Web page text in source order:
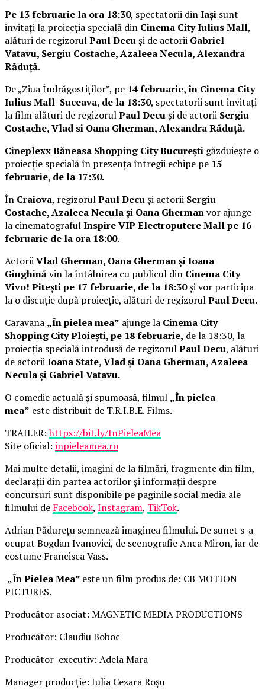
Pe 13 februarie la ora 18:30, spectatorii dinIași sunt
invitați la proiecția specială din Cinema City Iulius Mall,
alături de regizorulPaul Decuși de actorii Gabriel
Vatavu, Sergiu Costache, Azaleea Necula, Alexandra
Răduță.
De „Ziua Îndrăgostiților”, pe 14 februarie, în Cinema City
Iulius Mall Suceava, de la 18:30, spectatorii sunt invitați
la film alături de regizorulPaul Decuși de actorii Sergiu
Costache, Vlad si Oana Gherman, Alexandra Răduță.
Cineplexx Băneasa Shopping City București găzduiește o
proiecție specială în prezența întregii echipe pe 15
februarie, de la 17:30.
În Craiova, regizorulPaul Decuși actorii Sergiu
Costache, Azaleea Necula și Oana Ghermanvor ajunge
la cinematografulInspire VIP Electroputere Mall pe 16
februarie de la ora 18:00.
ActoriiVlad Gherman, Oana Gherman și Ioana
Ginghinăvin la întâlnirea cu publicul din Cinema City
Vivo! Pitești pe 17 februarie, de la 18:30și vor participa
la o discuție după proiecție, alături de regizorulPaul Decu.
Caravana „În pielea mea” ajunge la Cinema City
Shopping City Ploiești, pe 18 februarie, de la 18:30, la
proiecția specială introdusă de regizorulPaul Decu, alături
de actoriiIoana State, Vlad și Oana Gherman, Azaleea
Necula și Gabriel Vatavu.
O comedie actuală și spumoasă, filmul „În pielea
mea” este distribuit de T.R.I.B.E. Films.
TRAILER:https://bit.ly/InPieleaMea
Site oficial: inpieleamea.ro
Mai multe detalii, imagini de la filmări, fragmente din film,
declarații din partea actorilor și informații despre
concursuri sunt disponibile pe paginile social media ale
filmului de Facebook, Instagram, TikTok.
Adrian Pădurețu semnează imaginea filmului. De sunet s-a
ocupat Bogdan Ivanovici, de scenografie Anca Miron, iar de
costume Francisca Vass.
„În Pielea Mea” este un film produs de: CB MOTION
PICTURES.
Producător asociat: MAGNETIC MEDIA PRODUCTIONS
Producător: Claudiu Boboc
Producător executiv: Adela Mara
Manager producție: Iulia Cezara Roșu